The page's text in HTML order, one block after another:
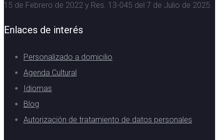
15 de Febrero de 2022 y Res. 13-045 del 7 de Julio de 2025.
Enlaces de interés
Personalizado a domicilio
Agenda Cultural
Idiomas
Blog
Autorización de tratamiento de datos personales